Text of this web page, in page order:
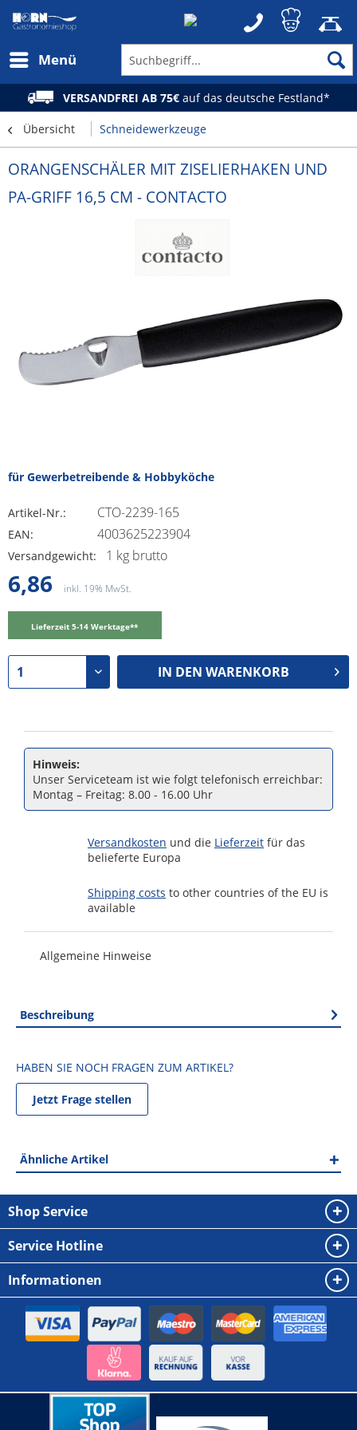
Menü
VERSANDFREI AB 75€ auf das deutsche Festland*
Übersicht Schneidewerkzeuge
ORANGENSCHÄLER MIT ZISELIERHAKEN UND
PA-GRIFF 16,5 CM - CONTACTO
für Gewerbetreibende & Hobbyköche
Artikel-Nr.: CTO-2239-165
EAN: 4003625223904
Versandgewicht: 1 kg brutto
6,86 inkl. 19% MwSt.
Lieferzeit 5-14 Werktage**
IN DEN WARENKORB
Hinweis:
Unser Serviceteam ist wie folgt telefonisch erreichbar:
Montag – Freitag: 8.00 - 16.00 Uhr
Versandkosten und die Lieferzeit für das
belieferte Europa
Shipping costs to other countries of the EU is
available
Allgemeine Hinweise
Beschreibung
HABEN SIE NOCH FRAGEN ZUM ARTIKEL?
Jetzt Frage stellen
Ähnliche Artikel
Shop Service
Service Hotline
Informationen